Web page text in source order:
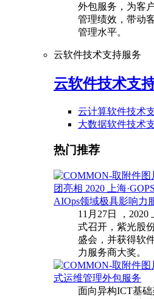
外包服务，为客
管理绩效，带动
管理水平。
云软件技术支持服务
云软件技术支
云计算软件技术
大数据软件技术
热门推荐
团亮相 2020 上海
AIOps领域极具影响力
11月27日 ，2020
式召开，紫光股
盛会，并获得软
力服务商大奖。
式运维管理外包服务
面向异构ICT基